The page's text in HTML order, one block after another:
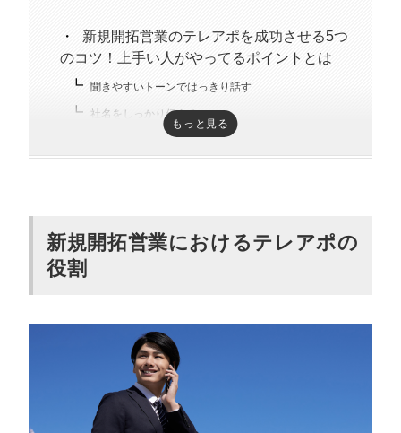
新規開拓営業のテレアポを成功させる5つ
のコツ！上手い人がやってるポイントとは
聞きやすいトーンではっきり話す
社名をしっかり伝える
質問には可能な限り即答できるように商材理解を深め
る
新規開拓営業のテレアポで失敗しないため
に準備しておくべき3つのポイント
トークスクリプトの作成
リスク管理
新規開拓営業のテレアポを成功させるトー
もっと見る
新規開拓営業におけるテレアポの
役割